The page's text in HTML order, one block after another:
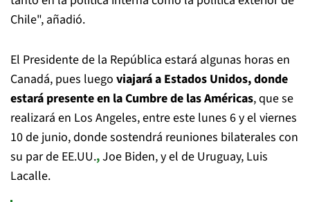
Chile", añadió.
El Presidente de la República estará algunas horas en
Canadá, pues luego viajará a Estados Unidos, donde
estará presente en la Cumbre de las Américas, que se
realizará en Los Angeles, entre este lunes 6 y el viernes
10 de junio, donde sostendrá reuniones bilaterales con
su par de EE.UU.,Joe Biden, y el de Uruguay, Luis
Lacalle.